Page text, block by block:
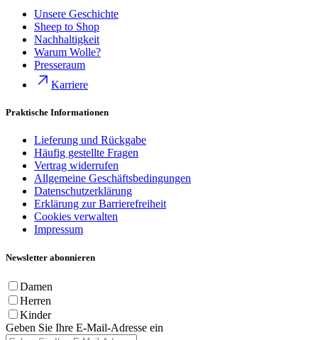
Unsere Geschichte
Sheep to Shop
Nachhaltigkeit
Warum Wolle?
Presseraum
Karriere
Praktische Informationen
Lieferung und Rückgabe
Häufig gestellte Fragen
Vertrag widerrufen
Allgemeine Geschäftsbedingungen
Datenschutzerklärung
Erklärung zur Barrierefreiheit
Cookies verwalten
Impressum
Newsletter abonnieren
Damen
Herren
Kinder
Geben Sie Ihre E-Mail-Adresse ein